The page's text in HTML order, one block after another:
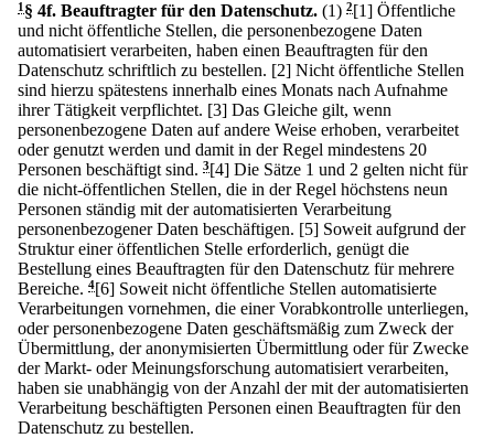
1 § 4f. Beauftragter für den Datenschutz. (1) 2[1] Öffentliche
und nicht öffentliche Stellen, die personenbezogene Daten
automatisiert verarbeiten, haben einen Beauftragten für den
Datenschutz schriftlich zu bestellen. [2] Nicht öffentliche Stellen
sind hierzu spätestens innerhalb eines Monats nach Aufnahme
ihrer Tätigkeit verpflichtet. [3] Das Gleiche gilt, wenn
personenbezogene Daten auf andere Weise erhoben, verarbeitet
oder genutzt werden und damit in der Regel mindestens 20
Personen beschäftigt sind. 3[4] Die Sätze 1 und 2 gelten nicht für
die nicht-öffentlichen Stellen, die in der Regel höchstens neun
Personen ständig mit der automatisierten Verarbeitung
personenbezogener Daten beschäftigen. [5] Soweit aufgrund der
Struktur einer öffentlichen Stelle erforderlich, genügt die
Bestellung eines Beauftragten für den Datenschutz für mehrere
Bereiche. 4[6] Soweit nicht öffentliche Stellen automatisierte
Verarbeitungen vornehmen, die einer Vorabkontrolle unterliegen,
oder personenbezogene Daten geschäftsmäßig zum Zweck der
Übermittlung, der anonymisierten Übermittlung oder für Zwecke
der Markt- oder Meinungsforschung automatisiert verarbeiten,
haben sie unabhängig von der Anzahl der mit der automatisierten
Verarbeitung beschäftigten Personen einen Beauftragten für den
Datenschutz zu bestellen.